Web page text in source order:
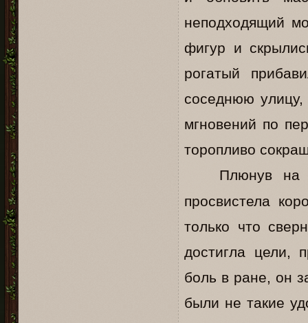
неподходящий
фигур и
рогатый
соседнюю
мгновений по
торопливо
Плюнув на
просвистела
только что
достигла цели,
боль в ране, он
были не такие